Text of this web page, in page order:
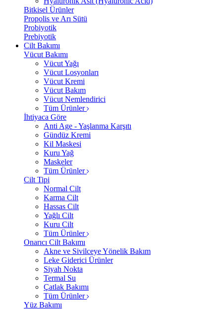
Bitkisel Ürünler
Propolis ve Arı Sütü
Probiyotik
Prebiyotik
Cilt Bakımı
Vücut Bakımı
Vücut Yağı
Vücut Losyonları
Vücut Kremi
Vücut Bakım
Vücut Nemlendirici
Tüm Ürünler
İhtiyaca Göre
Anti Age - Yaşlanma Karşıtı
Gündüz Kremi
Kil Maskesi
Kuru Yağ
Maskeler
Tüm Ürünler
Cilt Tipi
Normal Cilt
Karma Cilt
Hassas Cilt
Yağlı Cilt
Kuru Cilt
Tüm Ürünler
Onarıcı Cilt Bakımı
Akne ve Sivilceye Yönelik Bakım
Leke Giderici Ürünler
Siyah Nokta
Termal Su
Çatlak Bakımı
Tüm Ürünler
Yüz Bakımı